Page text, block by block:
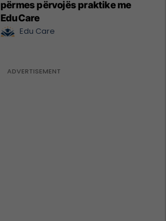
përmes përvojës praktike me
EduCare
Edu Care